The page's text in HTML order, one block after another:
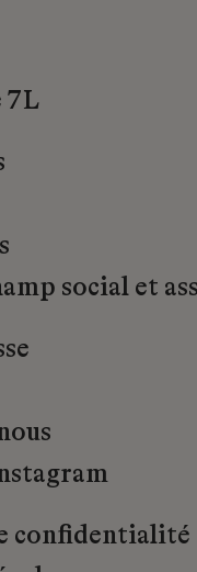
7L
social et
confidentialité